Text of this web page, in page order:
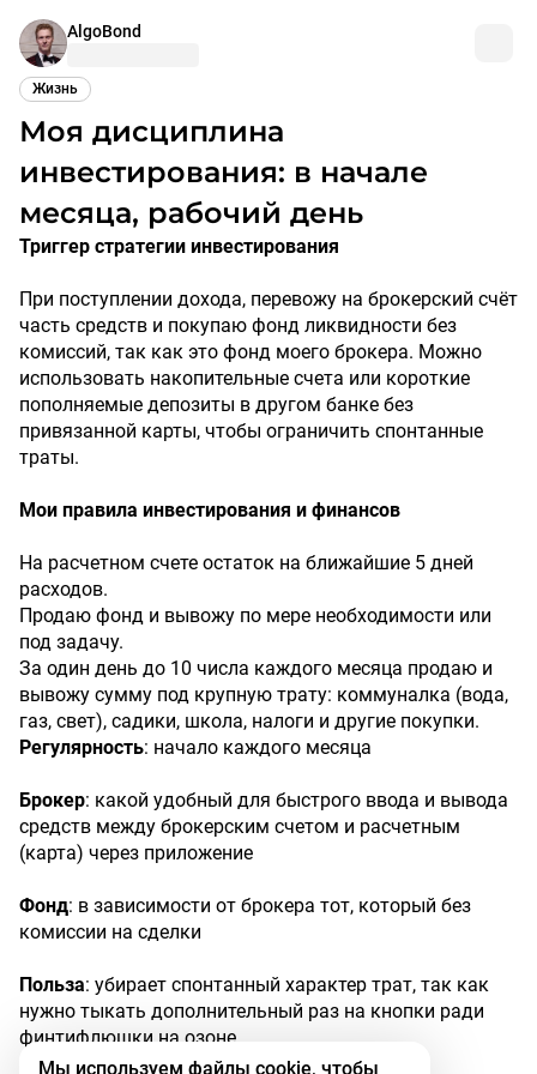
AlgoBond
Жизнь
Моя дисциплина
инвестирования: в начале
месяца, рабочий день
Триггер стратегии инвестирования
При поступлении дохода, перевожу на брокерский счёт
часть средств и покупаю фонд ликвидности без
комиссий, так как это фонд моего брокера. Можно
использовать накопительные счета или короткие
пополняемые депозиты в другом банке без
привязанной карты, чтобы ограничить спонтанные
траты.
Мои правила инвестирования и финансов
На расчетном счете остаток на ближайшие 5 дней
расходов.
Продаю фонд и вывожу по мере необходимости или
под задачу.
За один день до 10 числа каждого месяца продаю и
вывожу сумму под крупную трату: коммуналка (вода,
газ, свет), садики, школа, налоги и другие покупки.
Регулярность: начало каждого месяца
Брокер: какой удобный для быстрого ввода и вывода
средств между брокерским счетом и расчетным
(карта) через приложение
Фонд: в зависимости от брокера тот, который без
комиссии на сделки
Польза: убирает спонтанный характер трат, так как
нужно тыкать дополнительный раз на кнопки ради
финтифлюшки на озоне.
Мы используем файлы cookie, чтобы